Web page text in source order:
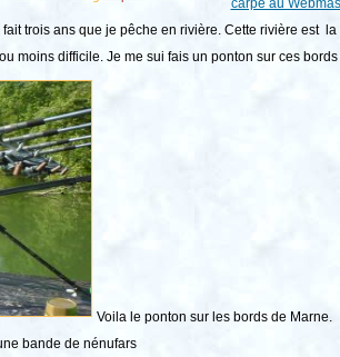
trois ans que je pêche en rivière. Cette rivière est
moins difficile. Je me sui fais un ponton sur ces
Voila le ponton sur les bords de Marne.
bande de nénufars